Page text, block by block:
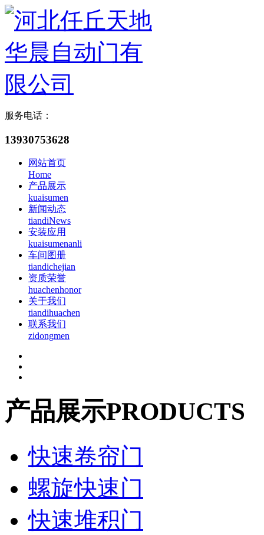
服务电话：
13930753628
网站首页
Home
产品展示
kuaisumen
新闻动态
tiandiNews
安装应用
kuaisumenanli
车间图册
tiandichejian
资质荣誉
huachenhonor
关于我们
tiandihuachen
联系我们
zidongmen
产品展示PRODUCTS
快速卷帘门
螺旋快速门
快速堆积门